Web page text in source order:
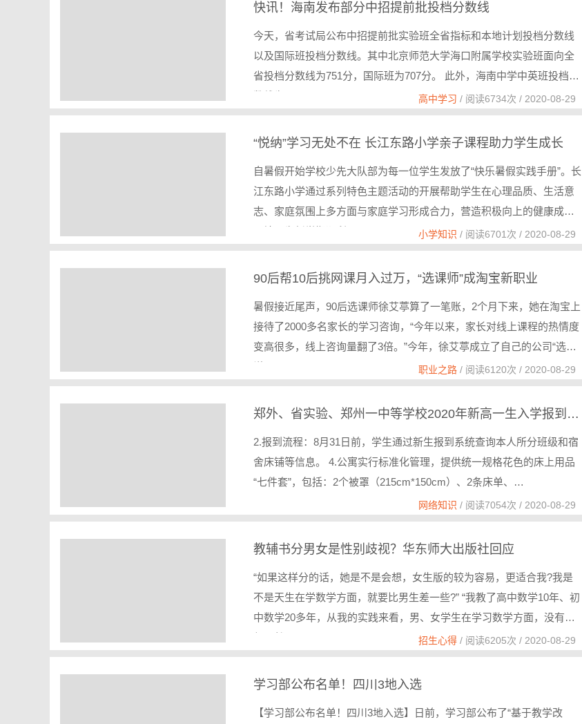
快讯！海南发布部分中招提前批投档分数线
今天，省考试局公布中招提前批实验班全省指标和本地计划投档分数线
以及国际班投档分数线。其中北京师范大学海口附属学校实验班面向全
省投档分数线为751分，国际班为707分。 此外，海南中学中英班投档分
高中学习 / 阅读6734次 / 2020-08-29
“悦纳”学习无处不在 长江东路小学亲子课程助力学生成长
自暑假开始学校少先大队部为每一位学生发放了“快乐暑假实践手册”。长
江东路小学通过系列特色主题活动的开展帮助学生在心理品质、生活意
志、家庭氛围上多方面与家庭学习形成合力，营造积极向上的健康成长
小学知识 / 阅读6701次 / 2020-08-29
90后帮10后挑网课月入过万，“选课师”成淘宝新职业
暑假接近尾声，90后选课师徐艾葶算了一笔账，2个月下来，她在淘宝上
接待了2000多名家长的学习咨询，“今年以来，家长对线上课程的热情度
变高很多，线上咨询量翻了3倍。”今年，徐艾葶成立了自己的公司“选课
职业之路 / 阅读6120次 / 2020-08-29
郑外、省实验、郑州一中等学校2020年新高一生入学报到须知
2.报到流程：8月31日前，学生通过新生报到系统查询本人所分班级和宿
舍床铺等信息。 4.公寓实行标准化管理，提供统一规格花色的床上用品
“七件套”，包括：2个被罩（215cm*150cm）、2条床单、…
网络知识 / 阅读7054次 / 2020-08-29
教辅书分男女是性别歧视？华东师大出版社回应
“如果这样分的话，她是不是会想，女生版的较为容易，更适合我?我是
不是天生在学数学方面，就要比男生差一些?” “我教了高中数学10年、初
中数学20多年，从我的实践来看，男、女学生在学习数学方面，没有任
招生心得 / 阅读6205次 / 2020-08-29
学习部公布名单！四川3地入选
【学习部公布名单！四川3地入选】日前，学习部公布了“基于教学改